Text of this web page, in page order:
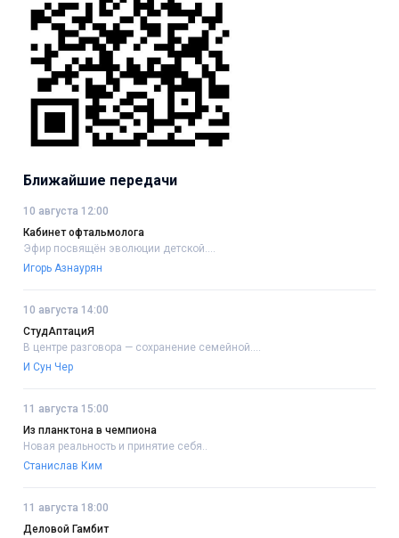
Ближайшие передачи
10 августа 12:00
Кабинет офтальмолога
Эфир посвящён эволюции детской....
Игорь Азнаурян
10 августа 14:00
СтудАптациЯ
В центре разговора — сохранение семейной....
И Сун Чер
11 августа 15:00
Из планктона в чемпиона
Новая реальность и принятие себя..
Станислав Ким
11 августа 18:00
Деловой Гамбит